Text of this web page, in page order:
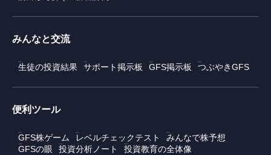
みんなと交流
生徒の投資結果 サポート掲示板 GFS掲示板 つぶやきGFS
便利ツール
GFS株ゲーム レベルチェックテスト
みんなで株予想
GFSの眼
投資分析ノート 投資教育の全体像